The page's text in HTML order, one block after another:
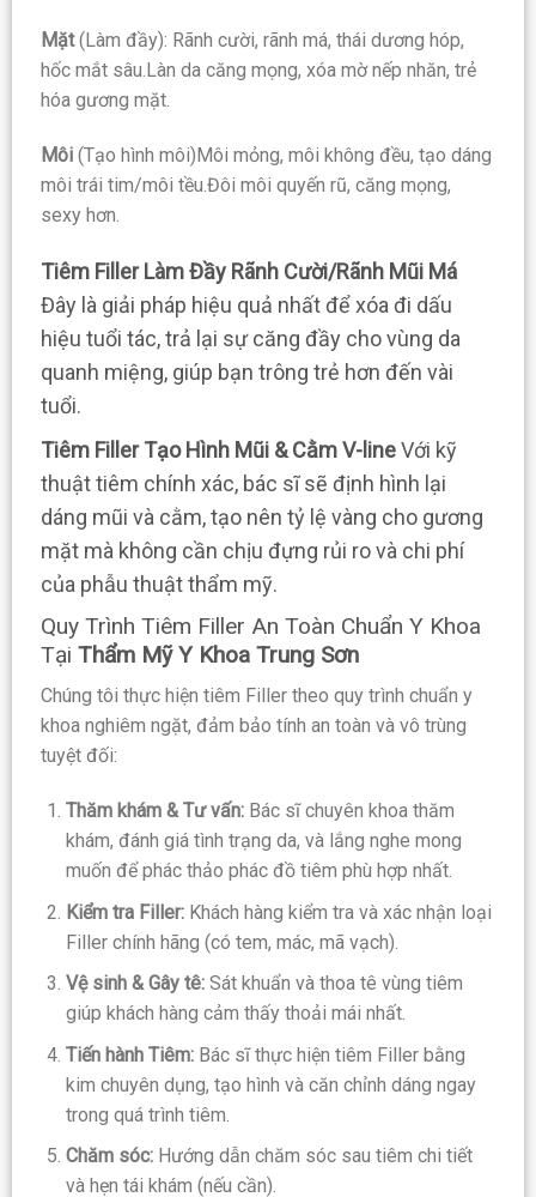
Mặt(Làm đầy): Rãnh cười, rãnh má, thái dương hóp,
hốc mắt sâu.Làn da căng mọng, xóa mờ nếp nhăn, trẻ
hóa gương mặt.
Môi (Tạo hình môi)Môi mỏng, môi không đều, tạo dáng
môi trái tim/môi tều.Đôi môi quyến rũ, căng mọng,
sexy hơn.
Tiêm Filler Làm Đầy Rãnh Cười/Rãnh Mũi Má
Đây là giải pháp hiệu quả nhất để xóa đi dấu
hiệu tuổi tác, trả lại sự căng đầy cho vùng da
quanh miệng, giúp bạn trông trẻ hơn đến vài
tuổi.
Tiêm Filler Tạo Hình Mũi & Cằm V-lineVới kỹ
thuật tiêm chính xác, bác sĩ sẽ định hình lại
dáng mũi và cằm, tạo nên tỷ lệ vàng cho gương
mặt mà không cần chịu đựng rủi ro và chi phí
của phẫu thuật thẩm mỹ.
Quy Trình Tiêm Filler An Toàn Chuẩn Y Khoa
Tại Thẩm Mỹ Y Khoa Trung Sơn
Chúng tôi thực hiện tiêm Filler theo quy trình chuẩn y
khoa nghiêm ngặt, đảm bảo tính an toàn và vô trùng
tuyệt đối:
Thăm khám & Tư vấn:Bác sĩ chuyên khoa thăm
khám, đánh giá tình trạng da, và lắng nghe mong
muốn để phác thảo phác đồ tiêm phù hợp nhất.
Kiểm tra Filler:Khách hàng kiểm tra và xác nhận loại
Filler chính hãng (có tem, mác, mã vạch).
Vệ sinh & Gây tê:Sát khuẩn và thoa tê vùng tiêm
giúp khách hàng cảm thấy thoải mái nhất.
Tiến hành Tiêm:Bác sĩ thực hiện tiêm Filler bằng
kim chuyên dụng, tạo hình và căn chỉnh dáng ngay
trong quá trình tiêm.
Chăm sóc:Hướng dẫn chăm sóc sau tiêm chi tiết
và hẹn tái khám (nếu cần).